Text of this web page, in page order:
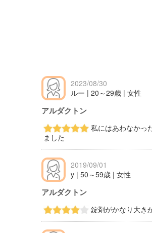
2023/08/30
ルー | 20～29歳 | 女性
アルダクトン
私にはあわなかっ
ました
2019/09/01
y | 50～59歳 | 女性
アルダクトン
錠剤がかなり大き